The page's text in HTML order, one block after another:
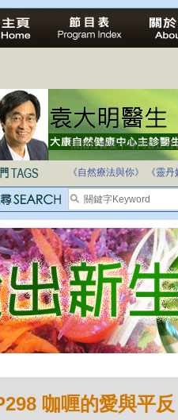
自家教育合法化-推動多
《自然療法與你》 《靈
咖喱的愛與平反